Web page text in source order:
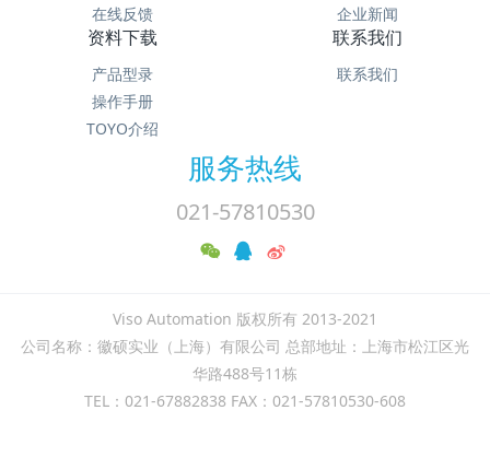
在线反馈
企业新闻
资料下载
产品型录
操作手册
TOYO介绍
联系我们
联系我们
服务热线
021-57810530
Viso Automation 版权所有 2013-2021
公司名称：徽硕实业（上海）有限公司 总部地址：上海市松江区光
华路488号11栋
TEL：021-67882838 FAX：021-57810530-608